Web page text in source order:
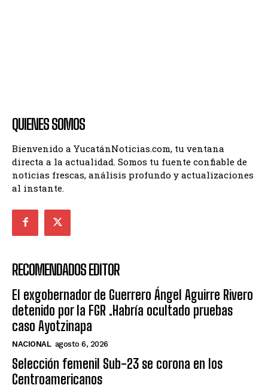
QUIENES SOMOS
Bienvenido a YucatánNoticias.com, tu ventana
directa a la actualidad. Somos tu fuente confiable de
noticias frescas, análisis profundo y actualizaciones
al instante.
RECOMENDADOS EDITOR
El exgobernador de Guerrero Ángel Aguirre Rivero
detenido por la FGR .Habría ocultado pruebas
caso Ayotzinapa
NACIONAL agosto 6, 2026
Selección femenil Sub-23 se corona en los
Centroamericanos